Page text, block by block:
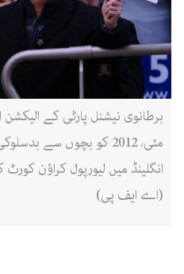
برطانوی نیشنل پارٹی کے
مئی، 2012 کو بچوں سے
انگلینڈ میں لیورپول کراؤن
(اے ایف پی)